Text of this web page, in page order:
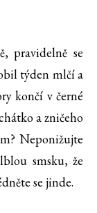
pravidelně se
týden mlčí a
končí v černé
a zničeho
Neponižujte
smsku, že
se jinde.